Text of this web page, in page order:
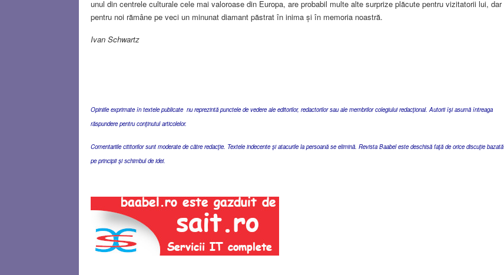
unul din centrele culturale cele mai valoroase din Europa, are probabil multe alte surprize plăcute pentru vizitatorii lui, dar
pentru noi rămâne pe veci un minunat diamant păstrat în inima și în memoria noastră.
Ivan Schwartz
Opiniile exprimate în textele publicate nu reprezintă punctele de vedere ale editorilor, redactorilor sau ale membrilor colegiului redacţional. Autorii îşi asumă întreaga
răspundere pentru conţinutul articolelor.
Comentariile cititorilor sunt moderate de către redacţie. Textele indecente şi atacurile la persoană se elimină. Revista Baabel este deschisă faţă de orice discuţie bazată
pe principii şi schimbul de idei.